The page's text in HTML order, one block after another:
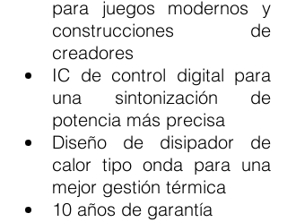
para juegos modernos y
construcciones de
creadores
IC de control digital para
una sintonización de
potencia más precisa
Diseño de disipador de
calor tipo onda para una
mejor gestión térmica
10 años de garantía